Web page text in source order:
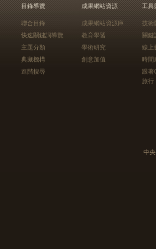
目錄導覽
聯合目錄
快速關鍵詞導覽
主題分類
典藏機構
進階搜尋
成果網站資源
成果網站資源庫
教育學習
學術研究
創意加值
工具
技術
關鍵
線上
時間
跟
旅行
中